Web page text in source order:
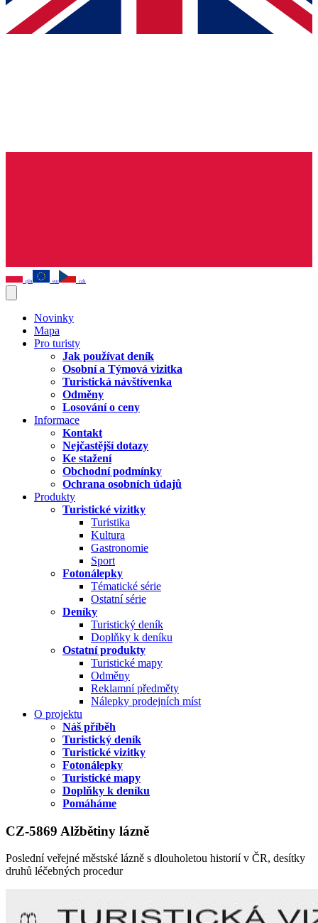
pln eur czk
Novinky
Mapa
Pro turisty
Jak používat deník
Osobní a Týmová vizitka
Turistická návštívenka
Odměny
Losování o ceny
Informace
Kontakt
Nejčastější dotazy
Ke stažení
Obchodní podmínky
Ochrana osobních údajů
Produkty
Turistické vizitky
Turistika
Kultura
Gastronomie
Sport
Fotonálepky
Tématické série
Ostatní série
Deníky
Turistický deník
Doplňky k deníku
Ostatní produkty
Turistické mapy
Odměny
Reklamní předměty
Nálepky prodejních míst
O projektu
Náš příběh
Turistický deník
Turistické vizitky
Fotonálepky
Turistické mapy
Doplňky k deníku
Pomáháme
CZ-5869 Alžbětiny lázně
Poslední veřejné městské lázně s dlouholetou historií v ČR, desítky
druhů léčebných procedur